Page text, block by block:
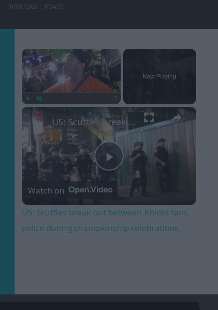
10/08/2026 | 17:54:03
×
Now Playing
×
Play
US: Scuffles break out between Knicks fans, police during championship celebrations.
Watch on
US: Scuffles break out between Knicks fans,
police during championship celebrations.